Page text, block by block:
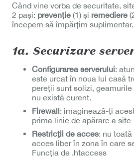
Când vine vorba de securitate,
2 pași: prevenție (1) și remediere
începem să împărțim suplimentar.
1a. Securizare
Configurarea serverului:
este urcat în noua lui casă
pereții sunt solizi,
nu există curent.
Firewall: imaginează-ți
prima linie de apărare a
Restricții de acces: nu
acces liber în zona în care
Funcția de .htaccess